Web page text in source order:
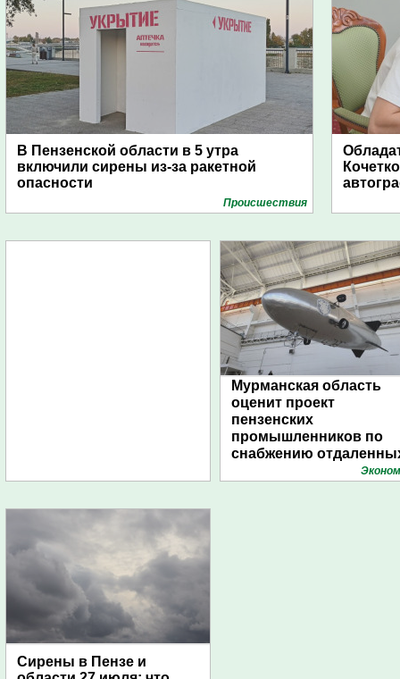
В Пензенской области в 5 утра
включили сирены из-за ракетной
опасности
Проиcшествия
Мурманская область
оценит проект
пензенских
промышленников по
снабжению
поселений с помощью
Сирены в Пензе и